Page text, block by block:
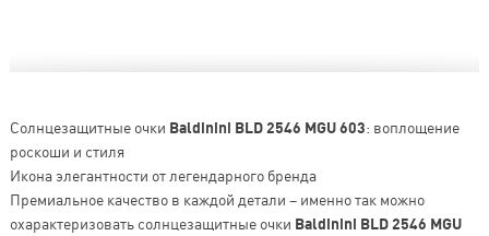
Солнцезащитные очки Baldinini BLD 2546 MGU 603: воплощение
роскоши и стиля
Икона элегантности от легендарного бренда
Премиальное качество в каждой детали – именно так можно
охарактеризовать солнцезащитные очки Baldinini BLD 2546 MGU